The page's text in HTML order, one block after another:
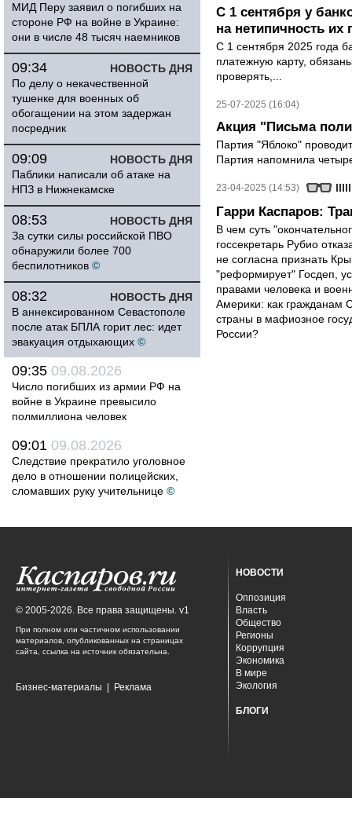
МИД Перу заявил о погибших на
стороне РФ на войне в Украине:
они в числе 48 тысяч наемников
НОВОСТЬ ДНЯ
09:34
По делу о некачественной
тушенке для военных об
обогащении на этом задержан
посредник
НОВОСТЬ ДНЯ
09:09
Паблики написали об атаке на
НПЗ в Нижнекамске
НОВОСТЬ ДНЯ
08:53
За сутки силы российской ПВО
обнаружили более 700
беспилотников ©
НОВОСТЬ ДНЯ
08:32
В аннексированном Севастополе
после атак БПЛА горит лес: идет
эвакуация отдыхающих ©
09:35 09.08.2026
Число погибших из армии РФ на
войне в Украине превысило
полмиллиона человек
09:01 09.08.2026
Следствие прекратило уголовное
дело в отношении полицейских,
сломавших руку учительнице ©
С 1 сентября у
на нетипичность их
С 1 сентября 2025 года
платежную карту,
проверять,...
25-07-2025 (16:04)
Акция "Письма
Партия "Яблоко"
Партия напомнила
23-04-2025 (14:53)
Гарри Каспаров:
В чем суть
госсекретарь Рубио
не согласна признать
"реформирует" Госдеп,
правами человека и
Америки: как гражданам
страны в мафиозное
России?
© 2005-2026. Все права защищены. v1
При полном или частичном использовании
материалов, опубликованных на страницах
сайта, ссылка на источник обязательна.
Бизнес-материалы Реклама
НОВОСТИ
Оппозиция
Власть
Общество
Регионы
Коррупция
Экономика
В мире
Экология
БЛОГИ